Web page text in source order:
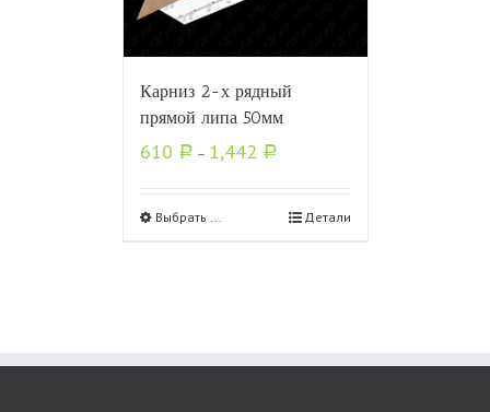
Карниз 2-х рядный
прямой липа 50мм
610 Р – 1,442 Р
Выбрать ... Детали